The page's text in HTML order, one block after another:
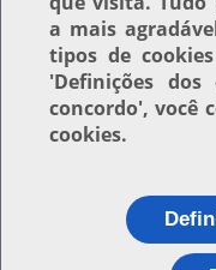
a mais
tipos de
'Definições dos
concordo', você
cookies.